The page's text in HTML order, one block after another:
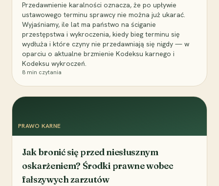
Przedawnienie karalności oznacza, że po upływie
ustawowego terminu sprawcy nie można już ukarać.
Wyjaśniamy, ile lat ma państwo na ściganie
przestępstwa i wykroczenia, kiedy bieg terminu się
wydłuża i które czyny nie przedawniają się nigdy — w
oparciu o aktualne brzmienie Kodeksu karnego i
Kodeksu wykroczeń.
8 min czytania
PRAWO KARNE
Jak bronić się przed niesłusznym
oskarżeniem? Środki prawne wobec
fałszywych zarzutów